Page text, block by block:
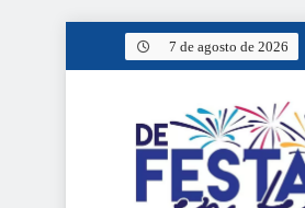
7 de agosto de 2026